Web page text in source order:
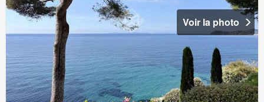
Voir la photo